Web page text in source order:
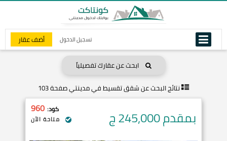
تسجيل الدخول أضف عقار
ابحث عن عقارك تفصيلياً
نتائج البحث عنشقق تقسيط في مدينتي صفحة 103
بمقدم 245,000 ج كود: 960
متاحة الآن